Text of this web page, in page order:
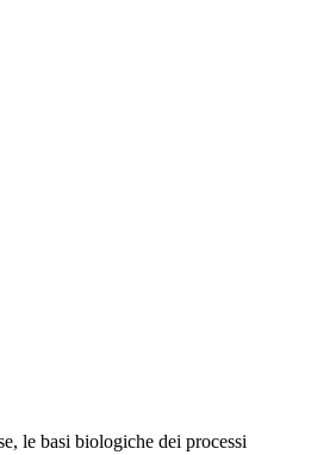
le basi biologiche dei processi